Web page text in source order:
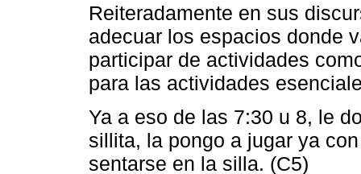
Reiteradamente en sus
adecuar los espacios donde
participar de actividades
para las actividades
Ya a eso de las 7:30 u 8, le
sillita, la pongo a jugar ya
sentarse en la silla. (C5)